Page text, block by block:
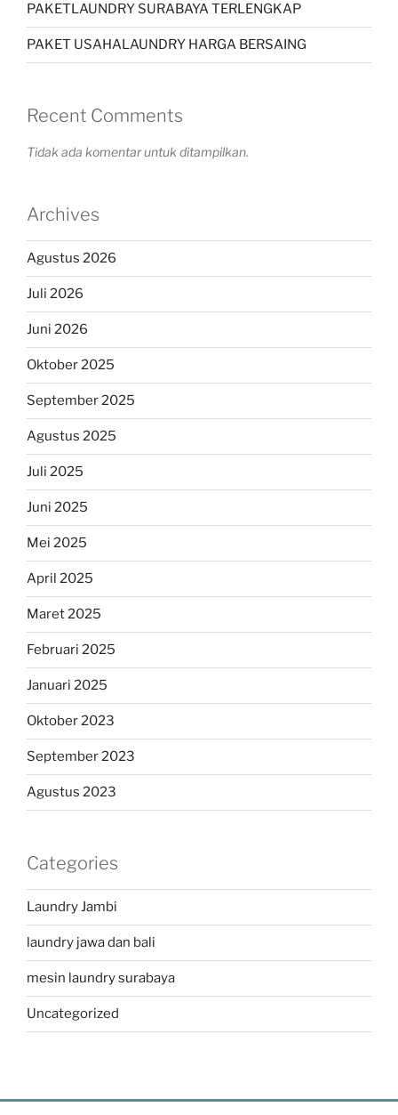
PAKETLAUNDRY SURABAYA TERLENGKAP
PAKET USAHALAUNDRY HARGA BERSAING
Recent Comments
Tidak ada komentar untuk ditampilkan.
Archives
Agustus 2026
Juli 2026
Juni 2026
Oktober 2025
September 2025
Agustus 2025
Juli 2025
Juni 2025
Mei 2025
April 2025
Maret 2025
Februari 2025
Januari 2025
Oktober 2023
September 2023
Agustus 2023
Categories
Laundry Jambi
laundry jawa dan bali
mesin laundry surabaya
Uncategorized